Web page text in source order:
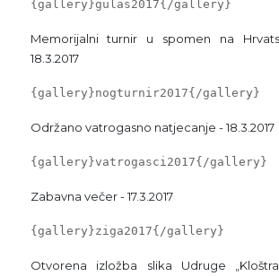
{gallery}gulas2017{/gallery}
Memorijalni turnir u spomen na
18.3.2017
{gallery}nogturnir2017{/gallery}
Održano vatrogasno natjecanje - 18.3.2017
{gallery}vatrogasci2017{/gallery}
Zabavna večer - 17.3.2017
{gallery}ziga2017{/gallery}
Otvorena izložba slika Udruge